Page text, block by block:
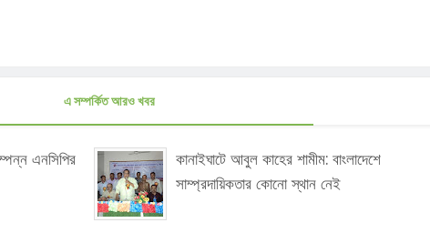
এ সম্পর্কিত আরও খবর
এনসিপির
কানাইঘাটে আবুল কাহের শামীম: বাংলাদেশে
সাম্প্রদায়িকতার কোনো স্থান নেই